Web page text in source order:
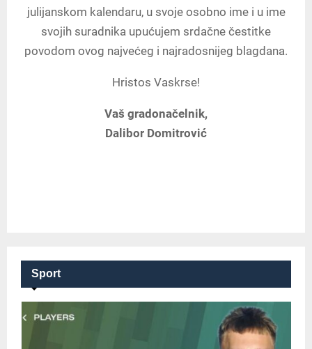
julijanskom kalendaru, u svoje osobno ime i u ime
svojih suradnika upućujem srdačne čestitke
povodom ovog najvećeg i najradosnijeg blagdana.
Hristos Vaskrse!
Vaš gradonačelnik,
Dalibor Domitrović
Sport